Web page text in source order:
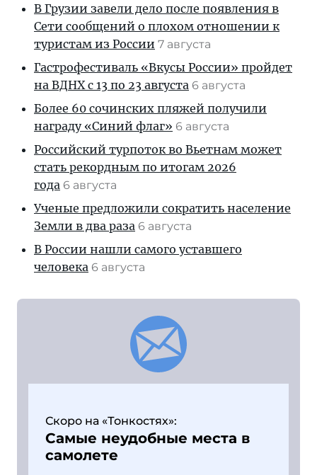
В Грузии завели дело после появления в
Сети сообщений о плохом отношении к
туристам из России 7 августа
Гастрофестиваль «Вкусы России» пройдет
на ВДНХ с 13 по 23 августа 6 августа
Более 60 сочинских пляжей получили
награду «Синий флаг» 6 августа
Российский турпоток во Вьетнам может
стать рекордным по итогам 2026
года 6 августа
Ученые предложили сократить население
Земли в два раза 6 августа
В России нашли самого уставшего
человека 6 августа
Скоро на «Тонкостях»:
Самые неудобные места в
самолете